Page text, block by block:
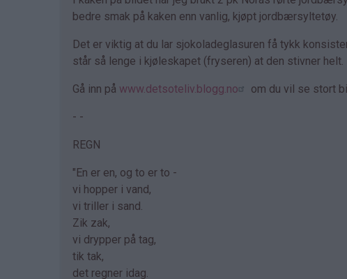
bedre smak på kaken enn vanlig, kjøpt jordbærsyltetøy.
Det er viktig at du lar sjokoladeglasuren få tykk
står så lenge i kjøleskapet (fryseren) at den stivner helt.
Gå inn på www.detsoteliv.blogg.no om du vil se stort
- -
REGN
"En er en, og to er to -
vi hopper i vand,
vi triller i sand.
Zik zak,
vi drypper på tag,
tik tak,
det regner idag.